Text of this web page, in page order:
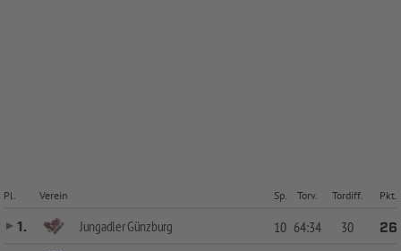
Pl. Verein Sp. Torv. Tordiff. Pkt.
1. Jungadler Günzburg 10 64:34 30
26